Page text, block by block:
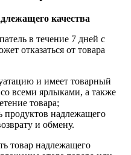
качества
в течение 7 дней с
отказаться от товара
и имеет товарный
всеми ярлыками, а также
товара;
продуктов надлежащего
и обмену.
товар надлежащего